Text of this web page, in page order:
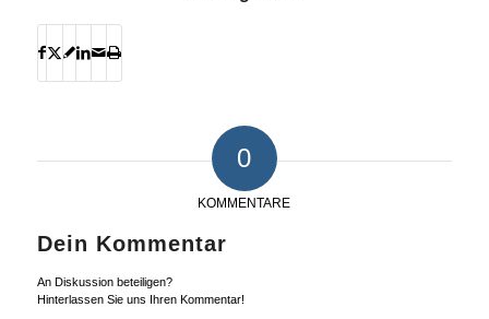
0
KOMMENTARE
Dein Kommentar
An Diskussion beteiligen?
Hinterlassen Sie uns Ihren Kommentar!